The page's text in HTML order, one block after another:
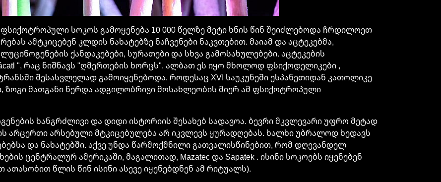
სოკოს გამოყენება 10 000 წელზე მეტი ხნის წინ შეიძლებოდა ჩრდილოეთ
ამტკიცებენ კლდის ნახატებზე ნაჩვენები ნაკვთებით. მაიამ და აცტეკებმა,
ქანდაკებები, სურათები და სხვა გამოსახულებები. აცტეკების
", რაც ნიშნავს "ღმერთების ხორცს". ალბათ ეს იყო მხოლოდ ფსიქოდელიკები ,
შესასვლელად გამოიყენებოდა. როდესაც XVI საუკუნეში ესპანეთიდან კათოლიკე
ზოგი მათგანი წერდა ადგილობრივი მოსახლეობის მიერ ამ ფსიქოტროპული
ხანგრძლივი და დიდი ისტორიის შესახებ სადავოა. ბევრი მკვლევარი უფრო მეტად
არცერთი არსებული მტკიცებულება არ იკვლევს ყურადღებას. ხალხი უბრალოდ ხედავს
და ნახატებში. აქვე უნდა წარმოქმნილი გათვალისწინებით, რომ დღევანდელ
ცენტრალურ ამერიკაში, მაგალითად, Mazatec და Sapatek . ისინი სოკოებს იყენებენ
წლის წინ ისინი ასევე იყენებდნენ ამ რიტუალს).